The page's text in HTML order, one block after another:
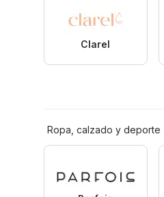
Clarel
Ropa, calzado y deporte